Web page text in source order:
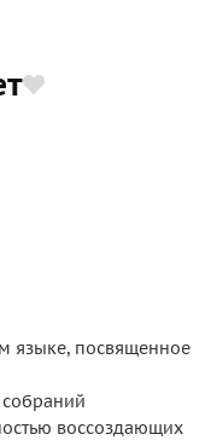
языке, посвященное
воссоздающих